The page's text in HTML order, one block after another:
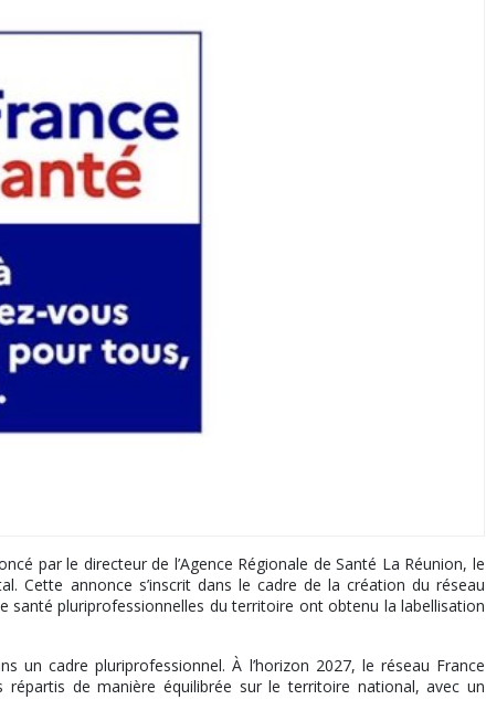
par le directeur de l’Agence Régionale de Santé La Réunion, le
Cette annonce s’inscrit dans le cadre de la création du réseau
santé pluriprofessionnelles du territoire ont obtenu la labellisation
un cadre pluriprofessionnel. À l’horizon 2027, le réseau France
de manière équilibrée sur le territoire national, avec un